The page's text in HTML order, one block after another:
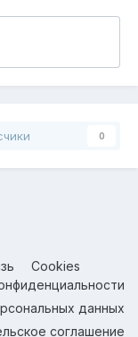
0
Cookies
данных
соглашение